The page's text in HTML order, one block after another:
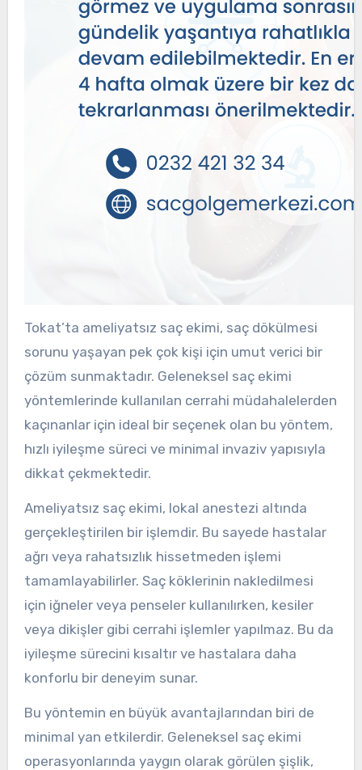
Tokat’ta ameliyatsız saç ekimi, saç dökülmesi
sorunu yaşayan pek çok kişi için umut verici bir
çözüm sunmaktadır. Geleneksel saç ekimi
yöntemlerinde kullanılan cerrahi müdahalelerden
kaçınanlar için ideal bir seçenek olan bu yöntem,
hızlı iyileşme süreci ve minimal invaziv yapısıyla
dikkat çekmektedir.
Ameliyatsız saç ekimi, lokal anestezi altında
gerçekleştirilen bir işlemdir. Bu sayede hastalar
ağrı veya rahatsızlık hissetmeden işlemi
tamamlayabilirler. Saç köklerinin nakledilmesi
için iğneler veya penseler kullanılırken, kesiler
veya dikişler gibi cerrahi işlemler yapılmaz. Bu da
iyileşme sürecini kısaltır ve hastalara daha
konforlu bir deneyim sunar.
Bu yöntemin en büyük avantajlarından biri de
minimal yan etkilerdir. Geleneksel saç ekimi
operasyonlarında yaygın olarak görülen şişlik,